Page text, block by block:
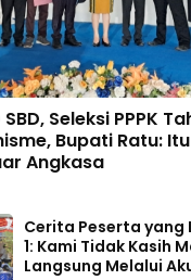
SBD, Seleksi PPPK
Bupati Ratu: Itu
Angkasa
Cerita Peserta yang
1: Kami Tidak Kasih
Langsung Melalui